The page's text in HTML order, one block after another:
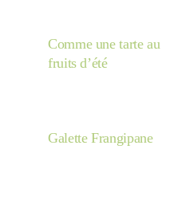
Comme une tarte au
fruits d’été
Galette Frangipane